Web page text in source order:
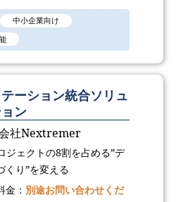
中小企業向け
ーション統合ソリュ
ン
社Nextremer
ジェクトの8割を占める”デ
くり”を変える
金： 別途お問い合わせくだ